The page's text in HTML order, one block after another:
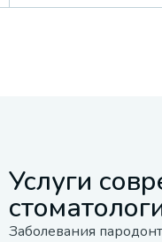
Услуги
Заболевания